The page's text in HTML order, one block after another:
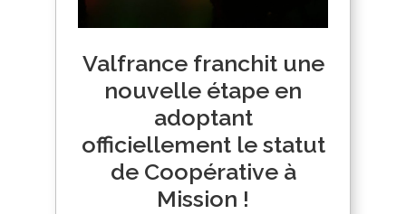
Valfrance franchit une
nouvelle étape en
adoptant
officiellement le statut
de Coopérative à
Mission !